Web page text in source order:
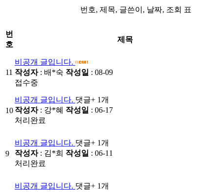
번호, 제목, 글쓴이, 날짜, 조회 표
번
호
제목
11
비공개 글입니다.
작성자: 배*숙 작성일 : 08-09
접수중
10
비공개 글입니다. 댓글+ 1개
작성자: 강*혜 작성일 : 06-17
처리완료
9
비공개 글입니다. 댓글+ 1개
작성자: 김*희 작성일 : 06-11
처리완료
비공개 글입니다. 댓글+ 1개